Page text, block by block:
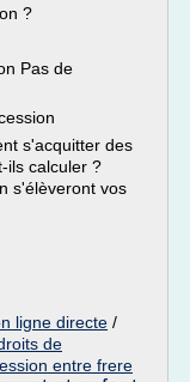
?
Pas de
s'acquitter des
ils calculer ?
s'élèveront vos
ligne directe /
de
entre frere